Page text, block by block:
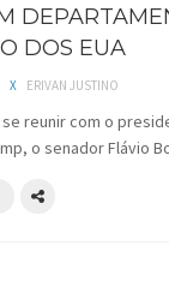
DOS EUA
X ERIVAN JUSTINO
reunir com o
o senador Flávio